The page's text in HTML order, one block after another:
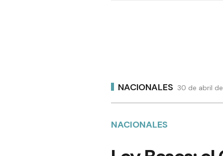
NACIONALES 30 de abril
NACIONALES